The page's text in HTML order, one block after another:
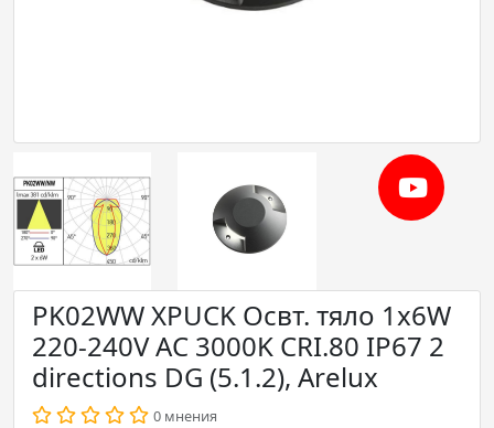
PK02WW XPUCK Освт. тяло 1x6W
220-240V AC 3000K CRI.80 IP67 2
directions DG (5.1.2), Arelux
0 мнения